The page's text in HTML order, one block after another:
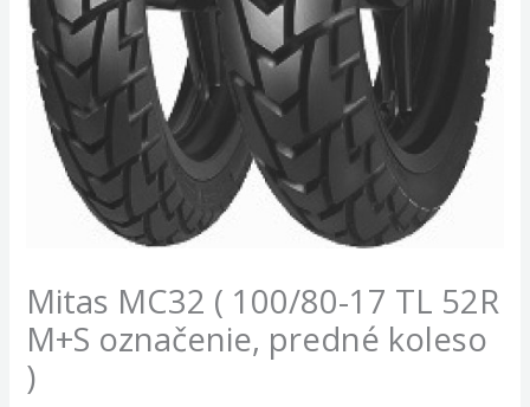
Mitas MC32 ( 100/80-17 TL 52R
M+S označenie, predné koleso
)